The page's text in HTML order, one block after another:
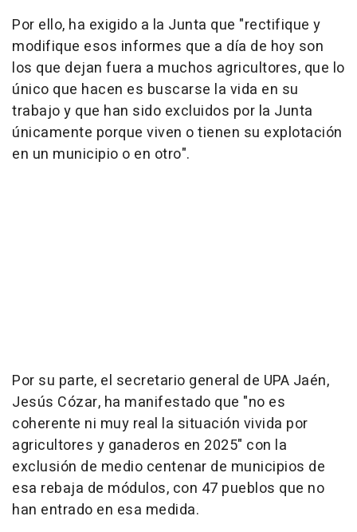
Por ello, ha exigido a la Junta que "rectifique y
modifique esos informes que a día de hoy son
los que dejan fuera a muchos agricultores, que lo
único que hacen es buscarse la vida en su
trabajo y que han sido excluidos por la Junta
únicamente porque viven o tienen su explotación
en un municipio o en otro".
Por su parte, el secretario general de UPA Jaén,
Jesús Cózar, ha manifestado que "no es
coherente ni muy real la situación vivida por
agricultores y ganaderos en 2025" con la
exclusión de medio centenar de municipios de
esa rebaja de módulos, con 47 pueblos que no
han entrado en esa medida.